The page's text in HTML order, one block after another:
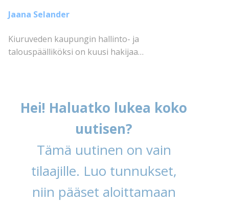
Jaana Selander
Kiuruveden kaupungin hallinto- ja
talouspäälliköksi on kuusi hakijaa…
Hei! Haluatko lukea koko
uutisen?
Tämä uutinen on vain
tilaajille. Luo tunnukset,
niin pääset aloittamaan